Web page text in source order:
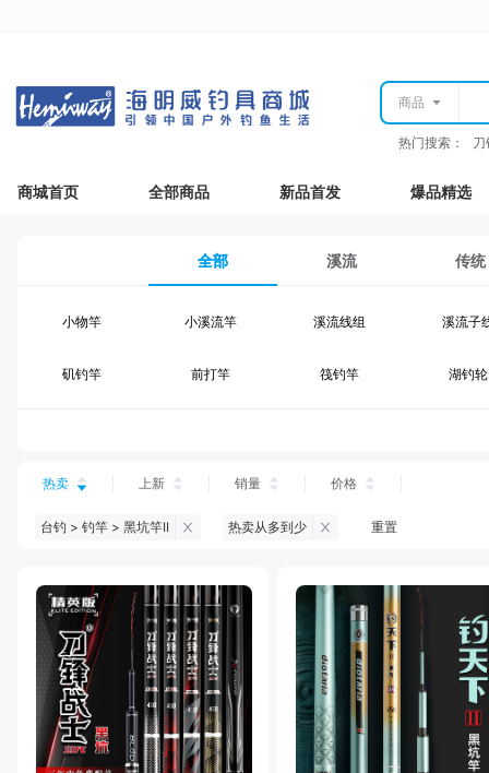
商品
热门搜索：
商城首页 全部商品 新品首发 爆品精选
全部 溪流 传统
小物竿 小溪流竿 溪流线组 溪流子
矶钓竿 前打竿 筏钓竿 湖钓轮
台钓仕挂 台钓钩
钓鱼伞 台钓服饰 台钓装备
黑坑浮漂 黑坑配件 黑坑钓灯 黑坑网
黑坑饵料 马口竿 路亚竿 雷强竿
路亚装备 海钓竿 海钓轮 海钓线
热卖 上新 销量 价格
台钓 > 钓竿 > 黑坑竿II 热卖从多到少 重置